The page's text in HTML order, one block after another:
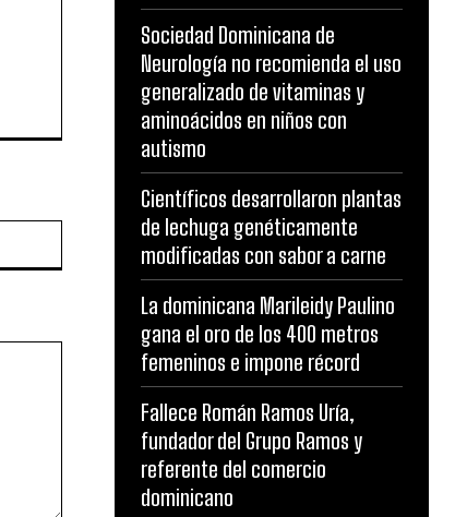
Sociedad Dominicana de
Neurología no recomienda el uso
generalizado de vitaminas y
aminoácidos en niños con
autismo
Científicos desarrollaron plantas
de lechuga genéticamente
modificadas con sabor a carne
La dominicana Marileidy Paulino
gana el oro de los 400 metros
femeninos e impone récord
Fallece Román Ramos Uría,
fundador del Grupo Ramos y
referente del comercio
dominicano